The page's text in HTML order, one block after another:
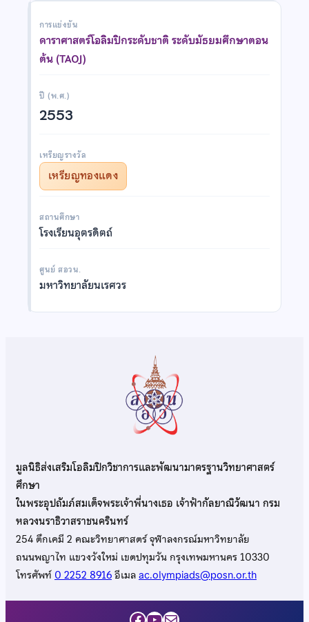
การแข่งขัน
ดาราศาสตร์โอลิมปิกระดับชาติ ระดับมัธยมศึกษาตอน
ต้น (TAOJ)
ปี (พ.ศ.)
2553
เหรียญรางวัล
เหรียญทองแดง
สถานศึกษา
โรงเรียนอุตรดิตถ์
ศูนย์ สอวน.
มหาวิทยาลัยนเรศวร
มูลนิธิส่งเสริมโอลิมปิกวิชาการและพัฒนามาตรฐานวิทยาศาสตร์
ศึกษา
ในพระอุปถัมภ์สมเด็จพระเจ้าพี่นางเธอ เจ้าฟ้ากัลยาณิวัฒนา กรม
หลวงนราธิวาสราชนครินทร์
254 ตึกเคมี 2 คณะวิทยาศาสตร์ จุฬาลงกรณ์มหาวิทยาลัย
ถนนพญาไท แขวงวังใหม่ เขตปทุมวัน กรุงเทพมหานคร 10330
โทรศัพท์0 2252 8916อีเมลac.olympiads@posn.or.th